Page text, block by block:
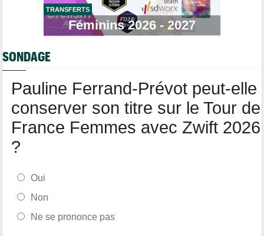
A quelle heure et sur quelle chaîne suivre la 3e étape à la TV ?
Tour de France Femmes, Pologne, Burgos… au programme de la
TRANSFERTS
Féminins 2026 - 2027
SONDAGE
Pauline Ferrand-Prévot peut-elle
conserver son titre sur le Tour de
France Femmes avec Zwift 2026
?
Oui
Non
Ne se prononce pas